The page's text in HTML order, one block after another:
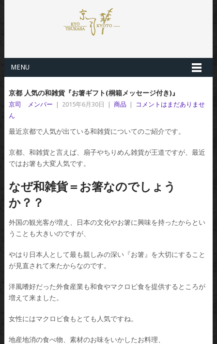
MENU
京都 人気の和雑貨『お箸ギフト(桐箱メッセージ付き)』
京司 メンバー 2015年6月30日 商品
コメントはまだありませ
ん
最近京都で人気が出ている和雑貨についてのご紹介です。
京都、和雑貨と言えば、扇子やちりめん雑貨が王道ですが、最近
ではお箸も大変人気です。
なぜ和雑貨＝お箸なのでしょう
か？？
外国の観光客が増え、日本の文化やお箸に興味を持ったからとい
うことも大きいのですが、
やはり日本人として最も親しみの深い『お箸』を大切にすること
が見直されて来たからなのです。
洋風嗜好だった外食産業も和食やマクロビ食を提供するところが
増えて来ました。
女性にはマクロビ食もとても人気ですね。
地産地消の食べ物、素材のお味をいかしたお料理、